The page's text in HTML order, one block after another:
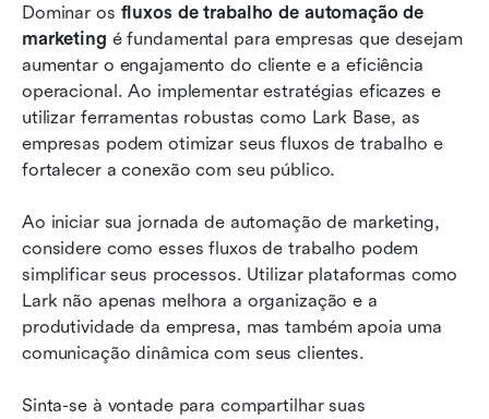
Dominar os fluxos de trabalho de automação de
marketing é fundamental para empresas que desejam
aumentar o engajamento do cliente e a eficiência
operacional. Ao implementar estratégias eficazes e
utilizar ferramentas robustas como Lark Base, as
empresas podem otimizar seus fluxos de trabalho e
fortalecer a conexão com seu público.
Ao iniciar sua jornada de automação de marketing,
considere como esses fluxos de trabalho podem
simplificar seus processos. Utilizar plataformas como
Lark não apenas melhora a organização e a
produtividade da empresa, mas também apoia uma
comunicação dinâmica com seus clientes.
Sinta-se à vontade para compartilhar suas